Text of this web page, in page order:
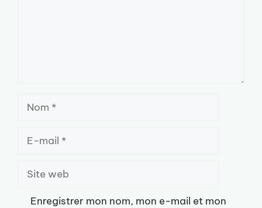
mail
Site
web
Enregistrer mon nom, mon e-mail et mon